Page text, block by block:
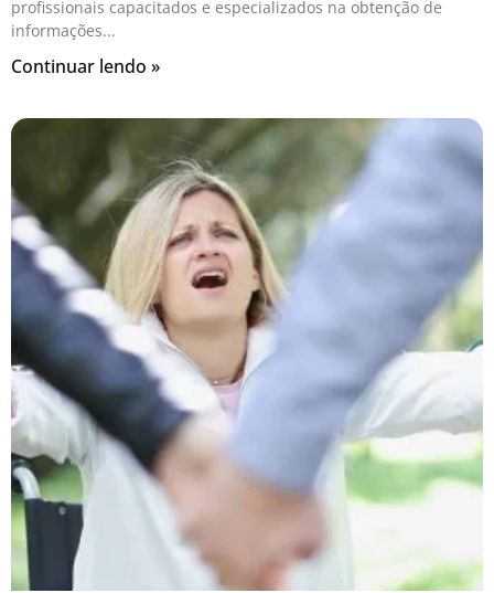
profissionais capacitados e especializados na obtenção de
informações
Continuar lendo »